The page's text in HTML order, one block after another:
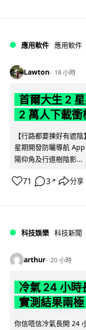
應用軟件 應用軟件
Lawton 18 小時
首爾大生 2
2 萬人下載衝
【行路都要揀好有遮
星期開發防曬導航
陽仰角及行道樹陰影...
71 3 ↗ 分享
科技娛樂 科技新聞
arthur 20 小時
冷氣 24 小時
實測結果兩
你信唔信冷氣長開 24